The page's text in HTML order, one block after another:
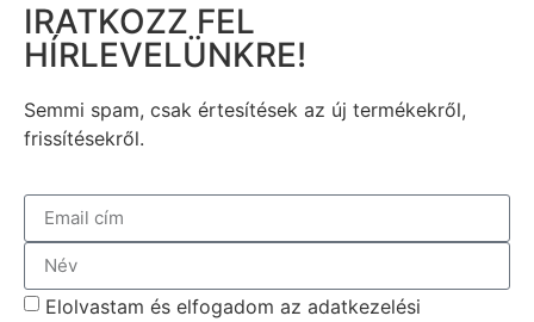
IRATKOZZ FEL
HÍRLEVELÜNKRE!
Semmi spam, csak értesítések az új termékekről,
frissítésekről.
Elolvastam és elfogadom az adatkezelési